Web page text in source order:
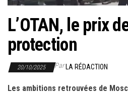
L’OTAN, le prix
protection
20/10/2025 ParLA RÉDACTION
Les ambitions retrouvées de